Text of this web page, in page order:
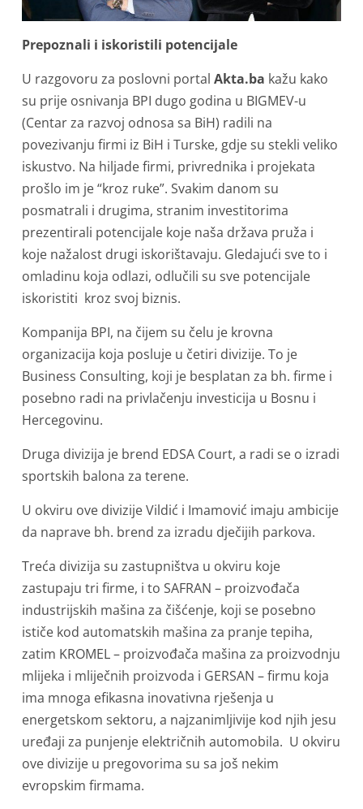
Prepoznali i iskoristili potencijale
U razgovoru za poslovni portal Akta.ba kažu kako
su prije osnivanja BPI dugo godina u BIGMEV-u
(Centar za razvoj odnosa sa BiH) radili na
povezivanju firmi iz BiH i Turske, gdje su stekli veliko
iskustvo. Na hiljade firmi, privrednika i projekata
prošlo im je “kroz ruke”. Svakim danom su
posmatrali i drugima, stranim investitorima
prezentirali potencijale koje naša država pruža i
koje nažalost drugi iskorištavaju. Gledajući sve to i
omladinu koja odlazi, odlučili su sve potencijale
iskoristiti kroz svoj biznis.
Kompanija BPI, na čijem su čelu je krovna
organizacija koja posluje u četiri divizije. To je
Business Consulting, koji je besplatan za bh. firme i
posebno radi na privlačenju investicija u Bosnu i
Hercegovinu.
Druga divizija je brend EDSA Court, a radi se o izradi
sportskih balona za terene.
U okviru ove divizije Vildić i Imamović imaju ambicije
da naprave bh. brend za izradu dječijih parkova.
Treća divizija su zastupništva u okviru koje
zastupaju tri firme, i to SAFRAN – proizvođača
industrijskih mašina za čišćenje, koji se posebno
ističe kod automatskih mašina za pranje tepiha,
zatim KROMEL – proizvođača mašina za proizvodnju
mlijeka i mliječnih proizvoda i GERSAN – firmu koja
ima mnoga efikasna inovativna rješenja u
energetskom sektoru, a najzanimljivije kod njih jesu
uređaji za punjenje električnih automobila. U okviru
ove divizije u pregovorima su sa još nekim
evropskim firmama.